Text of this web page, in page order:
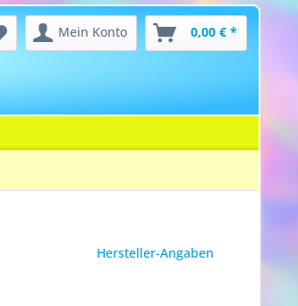
Mein Konto 0,00 € *
Hersteller-Angaben